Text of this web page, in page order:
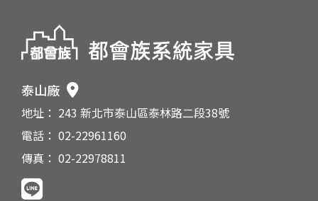
泰山廠
地址： 243 新北市泰山區泰林路二段38號
電話： 02-22961160
傳真： 02-22978811